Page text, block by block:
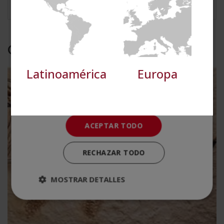
Otras titulaciones
Latinoamérica Europa
Cookies de
preferencias
Cookies de
funcionalidad
Cookies no clasificadas
ACEPTAR TODO
RECHAZAR TODO
MOSTRAR DETALLES